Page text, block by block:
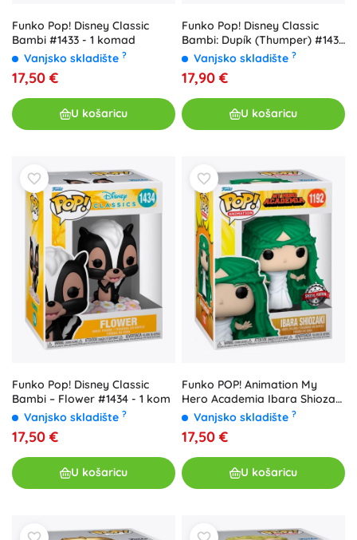
Funko Pop! Disney Classic
Bambi #1433 - 1 komad
Vanjsko skladište ?
17,50 €
U košaricu
Funko Pop! Disney Classic
Bambi: Dupík (Thumper) #1435
- 1 komad
Vanjsko skladište ?
17,90 €
U košaricu
Funko Pop! Disney Classic
Bambi – Flower #1434 - 1 kom
Vanjsko skladište ?
17,50 €
U košaricu
Funko POP! Animation My
Hero Academia Ibara Shiozaki
#1192 - 1 komad
Vanjsko skladište ?
17,50 €
U košaricu